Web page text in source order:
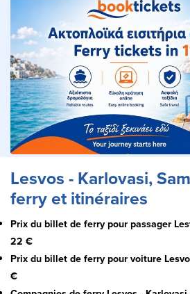
Lesvos - Karlovasi,
ferry et itinéraires
Prix du billet de ferry pour passager
22 €
Prix du billet de ferry pour voiture
€